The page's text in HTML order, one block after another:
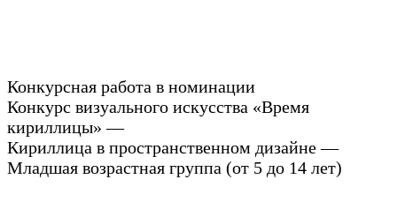
Конкурсная работа в номинации
Конкурс визуального искусства «Время
кириллицы» —
Кириллица в пространственном дизайне —
Младшая возрастная группа (от 5 до 14 лет)